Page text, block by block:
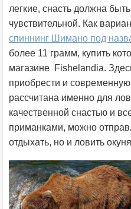
легкие, снасть должна
чувствительной. Как
спиннинг Шимано под
более 11 грамм, купить
магазине Fishelandia.
приобрести и современную
рассчитана именно для
качественной снастью и
приманками, можно
отдыхать, но и ловить